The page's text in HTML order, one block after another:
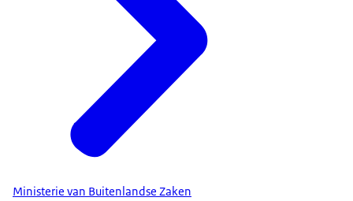
Ministerie van Buitenlandse Zaken